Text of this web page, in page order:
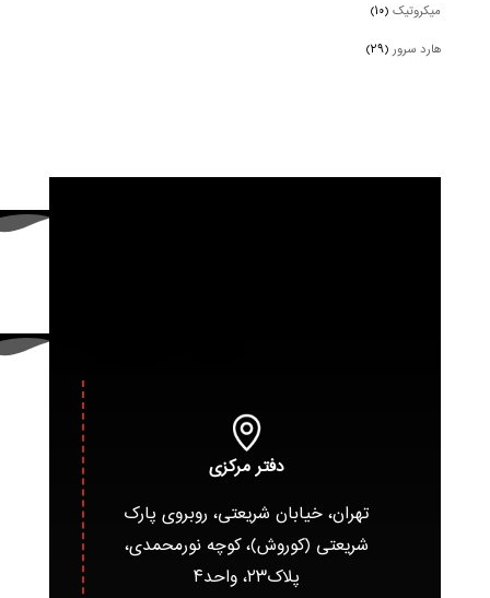
میکروتیک(۱۰)
هارد سرور(۲۹)
دفتر مرکزی
تهران، خیابان شریعتی، روبروی پارک
شریعتی (کوروش)، کوچه نورمحمدی،
پلاک۲۳، واحد۴